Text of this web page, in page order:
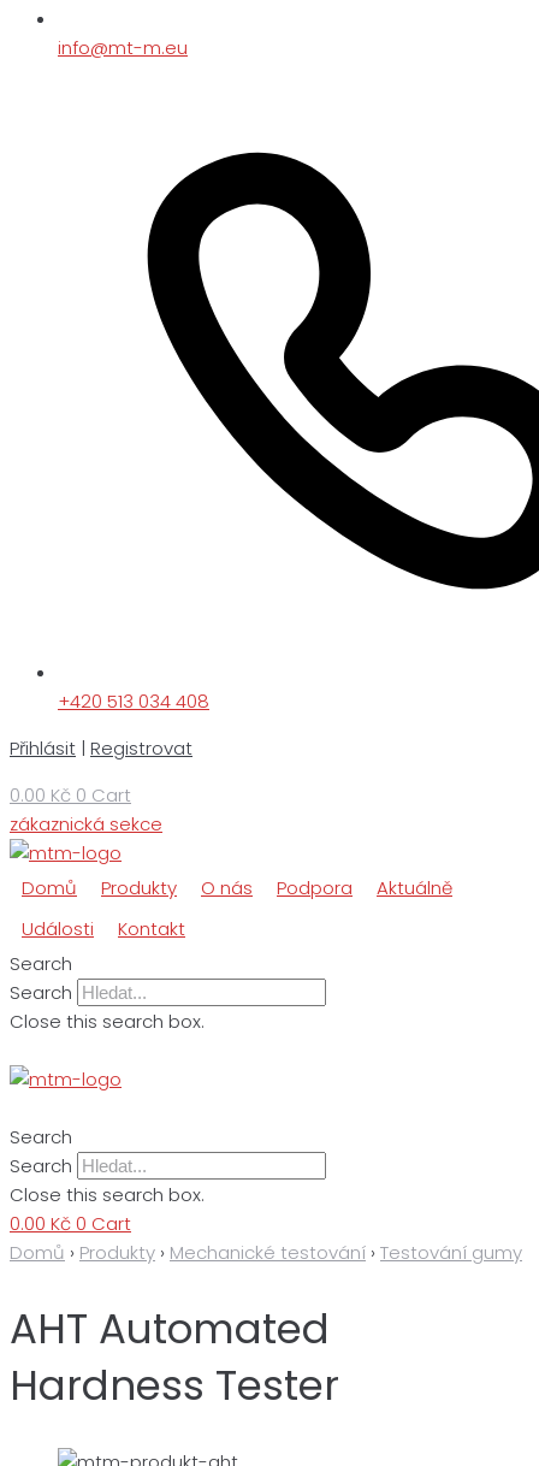
info@mt-m.eu
+420 513 034 408
Přihlásit | Registrovat
0.00 Kč 0 Cart
zákaznická sekce
Domů Produkty O nás Podpora
Aktuálně
Události
Kontakt
Search
Search
Close this search box.
Search
Search
Close this search box.
0.00 Kč0 Cart
Domů › Produkty › Mechanické testování ›Testování gumy
AHT Automated
Hardness Tester